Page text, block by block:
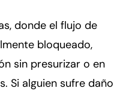
donde el flujo de
bloqueado,
sin presurizar o en
Si alguien sufre daño